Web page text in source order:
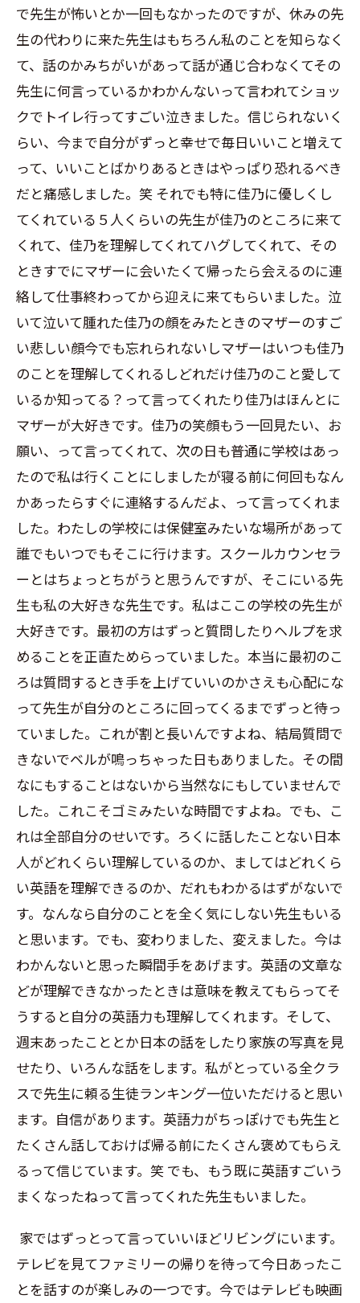
で先生が怖いとか一回もなかったのですが、休みの先
生の代わりに来た先生はもちろん私のことを知らなく
て、話のかみちがいがあって話が通じ合わなくてその
先生に何言っているかわかんないって言われてショッ
クでトイレ行ってすごい泣きました。信じられないく
らい、今まで自分がずっと幸せで毎日いいこと増えて
って、いいことばかりあるときはやっぱり恐れるべき
だと痛感しました。笑 それでも特に佳乃に優しくし
てくれている５人くらいの先生が佳乃のところに来て
くれて、佳乃を理解してくれてハグしてくれて、その
ときすでにマザーに会いたくて帰ったら会えるのに連
絡して仕事終わってから迎えに来てもらいました。泣
いて泣いて腫れた佳乃の顔をみたときのマザーのすご
い悲しい顔今でも忘れられないしマザーはいつも佳乃
のことを理解してくれるしどれだけ佳乃のこと愛して
いるか知ってる？って言ってくれたり佳乃はほんとに
マザーが大好きです。佳乃の笑顔もう一回見たい、お
願い、って言ってくれて、次の日も普通に学校はあっ
たので私は行くことにしましたが寝る前に何回もなん
かあったらすぐに連絡するんだよ、って言ってくれま
した。わたしの学校には保健室みたいな場所があって
誰でもいつでもそこに行けます。スクールカウンセラ
ーとはちょっとちがうと思うんですが、そこにいる先
生も私の大好きな先生です。私はここの学校の先生が
大好きです。最初の方はずっと質問したりヘルプを求
めることを正直ためらっていました。本当に最初のこ
ろは質問するとき手を上げていいのかさえも心配にな
って先生が自分のところに回ってくるまでずっと待っ
ていました。これが割と長いんですよね、結局質問で
きないでベルが鳴っちゃった日もありました。その間
なにもすることはないから当然なにもしていませんで
した。これこそゴミみたいな時間ですよね。でも、こ
れは全部自分のせいです。ろくに話したことない日本
人がどれくらい理解しているのか、ましてはどれくら
い英語を理解できるのか、だれもわかるはずがないで
す。なんなら自分のことを全く気にしない先生もいる
と思います。でも、変わりました、変えました。今は
わかんないと思った瞬間手をあげます。英語の文章な
どが理解できなかったときは意味を教えてもらってそ
うすると自分の英語力も理解してくれます。そして、
週末あったこととか日本の話をしたり家族の写真を見
せたり、いろんな話をします。私がとっている全クラ
スで先生に頼る生徒ランキング一位いただけると思い
ます。自信があります。英語力がちっぽけでも先生と
たくさん話しておけば帰る前にたくさん褒めてもらえ
るって信じています。笑 でも、もう既に英語すごいう
まくなったねって言ってくれた先生もいました。
家ではずっとって言っていいほどリビングにいます。
テレビを見てファミリーの帰りを待って今日あったこ
とを話すのが楽しみの一つです。今ではテレビも映画